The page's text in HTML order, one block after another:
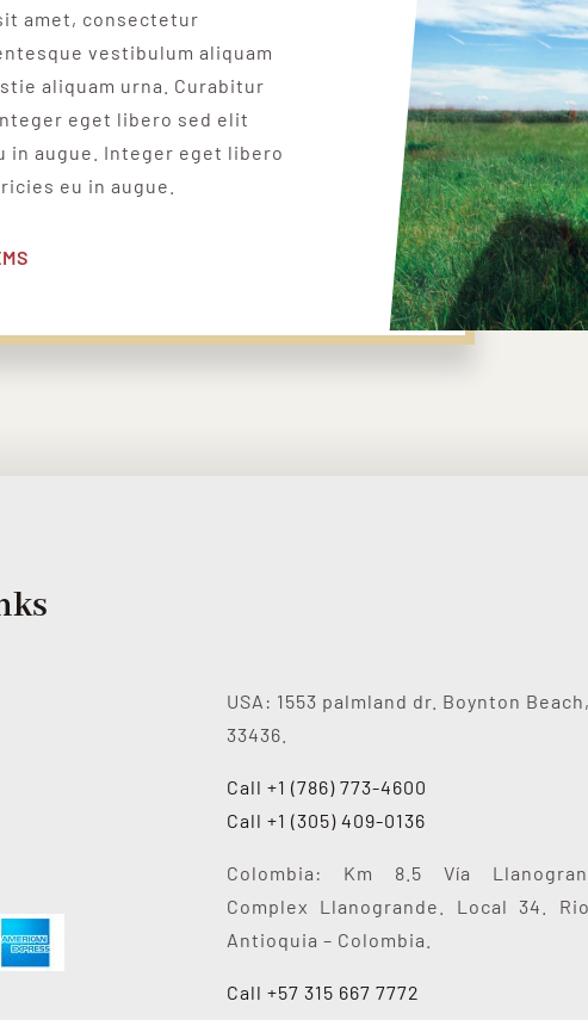
amet, consectetur
vestibulum aliquam
aliquam urna. Curabitur
eget libero sed elit
in augue. Integer eget libero
eu in augue.
USA: 1553 palmland dr. Boynton
33436.
Call +1 (786) 773-4600
Call +1 (305) 409-0136
Colombia: Km 8.5 Vía
Complex Llanogrande. Local 34.
Antioquia – Colombia.
Call +57 315 667 7772